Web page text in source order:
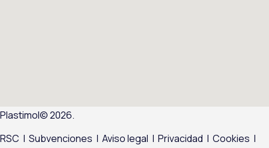
Plastimol© 2026.
RSC | Subvenciones | Aviso legal | Privacidad | Cookies |